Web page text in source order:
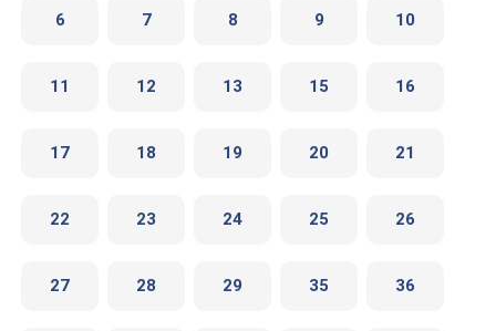
6 7 8 9 10
11 12 13 15 16
17 18 19 20 21
22 23 24 25 26
27 28 29 35 36